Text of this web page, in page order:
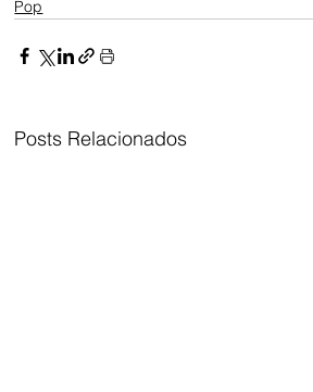
Pop
Posts Relacionados